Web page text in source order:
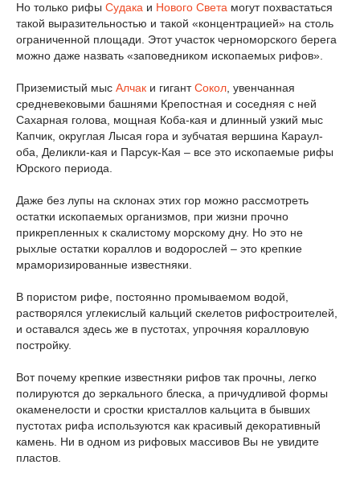
Но только рифы Судака и Нового Света могут похвастаться
такой выразительностью и такой «концентрацией» на столь
ограниченной площади. Этот участок черноморского берега
можно даже назвать «заповедником ископаемых рифов».
Приземистый мыс Алчак и гигантСокол, увенчанная
средневековыми башнями Крепостная и соседняя с ней
Сахарная голова, мощная Коба-кая и длинный узкий мыс
Капчик, округлая Лысая гора и зубчатая вершина Караул-
оба, Деликли-кая и Парсук-Кая – все это ископаемые рифы
Юрского периода.
Даже без лупы на склонах этих гор можно рассмотреть
остатки ископаемых организмов, при жизни прочно
прикрепленных к скалистому морскому дну. Но это не
рыхлые остатки кораллов и водорослей – это крепкие
мраморизированные известняки.
В пористом рифе, постоянно промываемом водой,
растворялся углекислый кальций скелетов рифостроителей,
и оставался здесь же в пустотах, упрочняя коралловую
постройку.
Вот почему крепкие известняки рифов так прочны, легко
полируются до зеркального блеска, а причудливой формы
окаменелости и сростки кристаллов кальцита в бывших
пустотах рифа используются как красивый декоративный
камень. Ни в одном из рифовых массивов Вы не увидите
пластов.